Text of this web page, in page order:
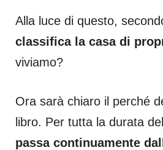
Alla luce di questo,
classifica la casa di
viviamo?
Ora sarà chiaro il perché
libro. Per tutta la durata
passa continuamente